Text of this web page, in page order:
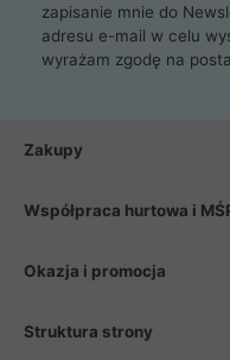
zapisanie mnie do
adresu e-mail w celu
wyrażam zgodę na
Zakupy
Współpraca hurtowa i
Okazja i promocja
Struktura strony